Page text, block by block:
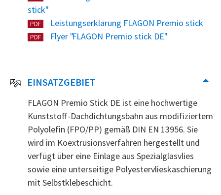
stick"
PDF Leistungserklärung FLAGON Premio stick
PDF Flyer "FLAGON Premio stick DE"
EINSATZGEBIET
FLAGON Premio Stick DE ist eine hochwertige
Kunststoff-Dachdichtungsbahn aus modifiziertem
Polyolefin (FPO/PP) gemäß DIN EN 13956. Sie
wird im Koextrusionsverfahren hergestellt und
verfügt über eine Einlage aus Spezialglasvlies
sowie eine unterseitige Polyestervlieskaschierung
mit Selbstklebeschicht.